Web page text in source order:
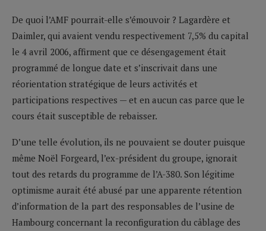
De quoi l’AMF pourrait-elle s’émouvoir ? Lagardère et
Daimler, qui avaient vendu respectivement 7,5% du capital
le 4 avril 2006, affirment que ce désengagement était
programmé de longue date et s’inscrivait dans une
réorientation stratégique de leurs activités et
participations respectives — et en aucun cas parce que le
cours était susceptible de rebaisser.
D’une telle évolution, ils ne pouvaient se douter puisque
même Noël Forgeard, l’ex-président du groupe, ignorait
tout des retards du programme de l’A-380. Son légitime
optimisme aurait été abusé par une apparente rétention
d’information de la part des responsables de l’usine de
Hambourg concernant la reconfiguration du câblage des